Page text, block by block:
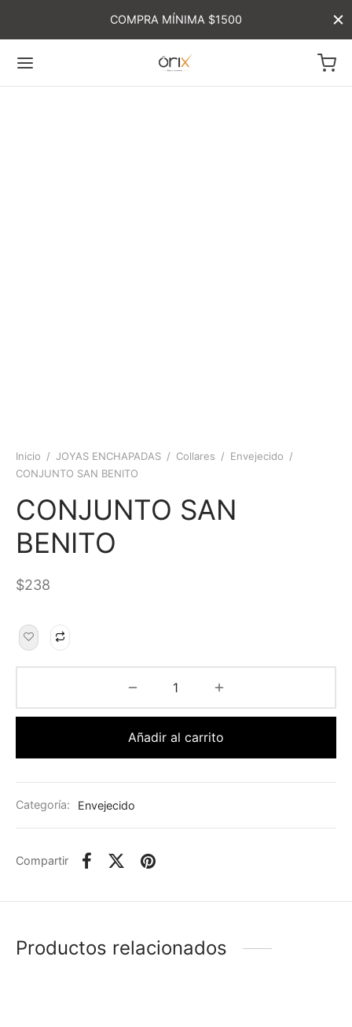
COMPRA MÍNIMA $1500
Inicio / JOYAS ENCHAPADAS / Collares / Envejecido /
CONJUNTO SAN BENITO
CONJUNTO SAN
BENITO
$238
Añadir al carrito
Categoría: Envejecido
Compartir
Productos relacionados